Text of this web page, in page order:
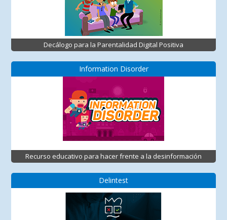
Decálogo para la Parentalidad Digital Positiva
Information Disorder
Recurso educativo para hacer frente a la desinformación
Delintest